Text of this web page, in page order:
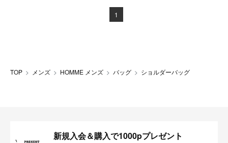
1
TOP メンズ HOMME メンズ バッグ ショルダーバッグ
新規入会＆購入で1000pプレゼント